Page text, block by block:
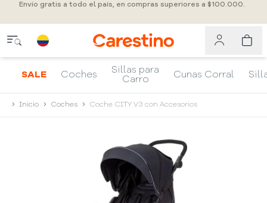
Envío gratis a todo el país, en compras superiores a $100.000.
SALE Coches
Sillas para
Carro
Cunas Corral
Inicio Coches Coche CITY V3 con Accesorios